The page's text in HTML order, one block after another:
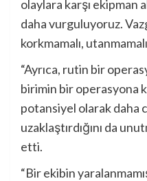
olaylara karşı ekipman
daha vurguluyoruz.
korkmamalı,
“Ayrıca, rutin bir
birimin bir operasyona
potansiyel olarak daha
uzaklaştırdığını da
etti.
“Bir ekibin